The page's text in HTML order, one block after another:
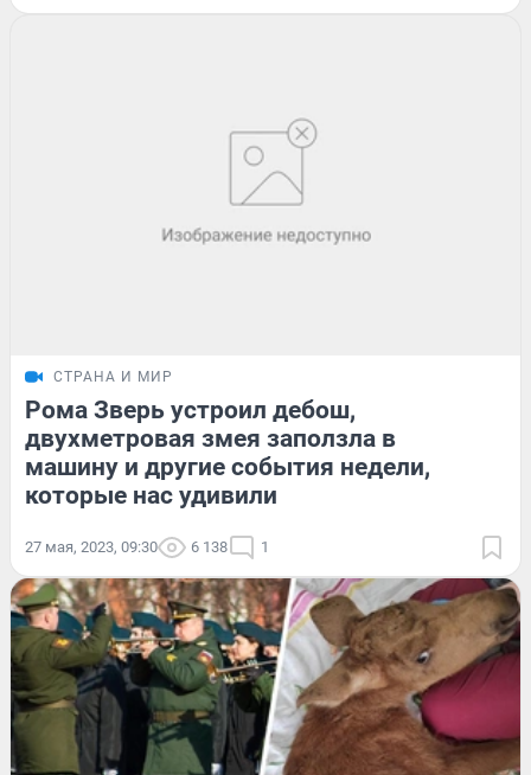
СТРАНА И МИР
Рома Зверь устроил дебош,
двухметровая змея заползла в
машину и другие события недели,
которые нас удивили
27 мая, 2023, 09:30 6 138 1